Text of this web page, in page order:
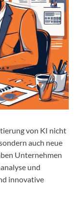
von KI nicht
auch neue
Unternehmen
und
innovative